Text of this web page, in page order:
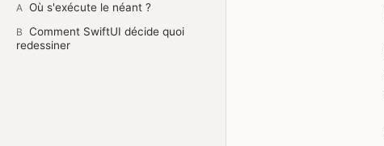
A Où s'exécute le néant ?
B Comment SwiftUI décide quoi
redessiner